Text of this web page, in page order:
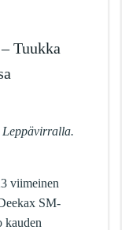
Tuukka
Leppävirralla.
viimeinen
SM-
kauden